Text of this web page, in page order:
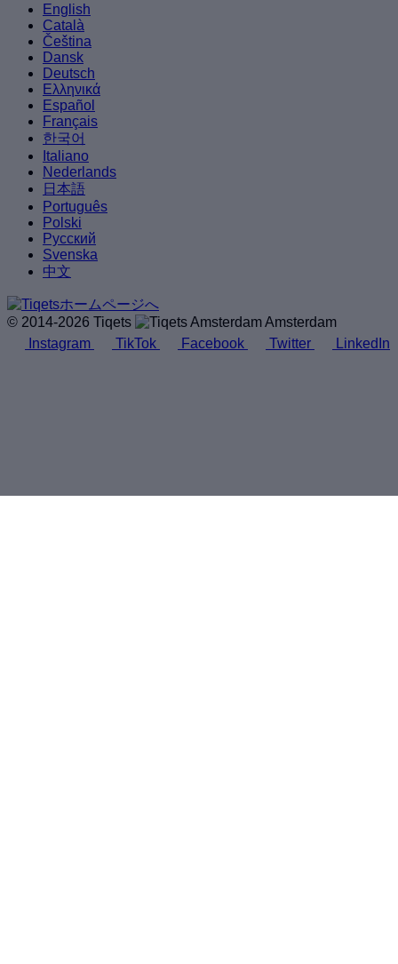
English
Català
Čeština
Dansk
Deutsch
Ελληνικά
Español
Français
한국어
Italiano
Nederlands
日本語
Português
Polski
Русский
Svenska
中文
© 2014-2026 Tiqets
Amsterdam
Instagram
TikTok Facebook Twitter LinkedIn